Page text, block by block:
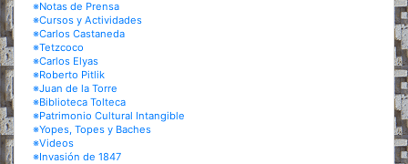
※Notas de Prensa
※Cursos y Actividades
※Carlos Castaneda
※Tetzcoco
※Carlos Elyas
※Roberto Pitlik
※Juan de la Torre
※Biblioteca Tolteca
※Patrimonio Cultural Intangible
※Yopes, Topes y Baches
※Videos
※Invasión de 1847